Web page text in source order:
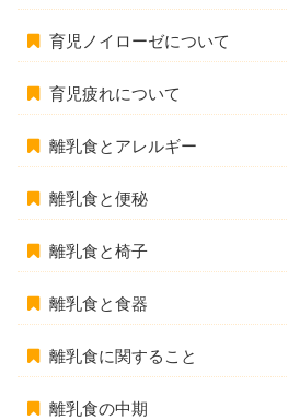
育児ノイローゼについて
育児疲れについて
離乳食とアレルギー
離乳食と便秘
離乳食と椅子
離乳食と食器
離乳食に関すること
離乳食の中期